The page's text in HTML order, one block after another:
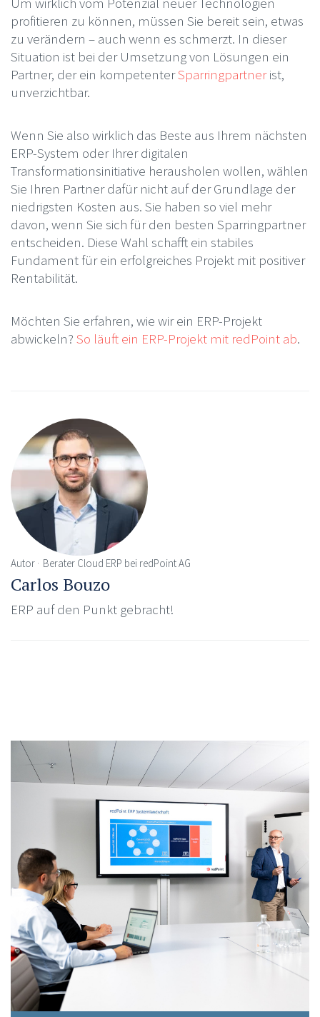
profitieren zu können, müssen Sie bereit sein, etwas
zu verändern – auch wenn es schmerzt. In dieser
Situation ist bei der Umsetzung von Lösungen ein
Partner, der ein kompetenterSparringpartnerist,
unverzichtbar.
Wenn Sie also wirklich das Beste aus Ihrem nächsten
ERP-System oder Ihrer digitalen
Transformationsinitiative herausholen wollen, wählen
Sie Ihren Partner dafür nicht auf der Grundlage der
niedrigsten Kosten aus. Sie haben so viel mehr
davon, wenn Sie sich für den besten Sparringpartner
entscheiden. Diese Wahl schafft ein stabiles
Fundament für ein erfolgreiches Projekt mit positiver
Rentabilität.
Möchten Sie erfahren, wie wir ein ERP-Projekt
abwickeln? So läuft ein ERP-Projekt mit redPoint ab.
Autor Berater Cloud ERP bei redPoint AG
Carlos Bouzo
ERP auf den Punkt gebracht!